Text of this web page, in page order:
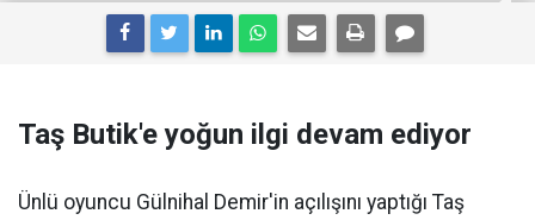
Taş Butik'e yoğun ilgi devam ediyor
Ünlü oyuncu Gülnihal Demir'in açılışını yaptığı Taş